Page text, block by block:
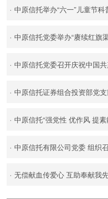
· 中原信托举办“六一”儿童节科
· 中原信托党委举办“赓续红旗
· 中原信托党委召开庆祝中国共产
· 中原信托证券组合投资部党支部与河南投
· 中原信托“强党性 优作风 提
· 中原信托有限公司党委 组织召开庆
· 无偿献血传爱心 互助奉献我